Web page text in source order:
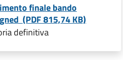
finale bando
(PDF 815,74 KB)
definitiva